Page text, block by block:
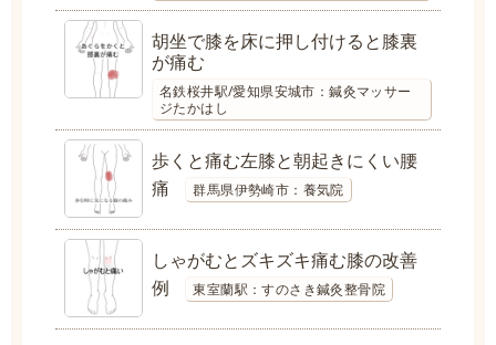
胡坐で膝を床に押し付けると膝裏
が痛む
名鉄桜井駅/愛知県安城市：鍼灸マッサー
ジたかはし
歩くと痛む左膝と朝起きにくい腰
痛
群馬県伊勢崎市：養気院
しゃがむとズキズキ痛む膝の改善
例
東室蘭駅：すのさき鍼灸整骨院